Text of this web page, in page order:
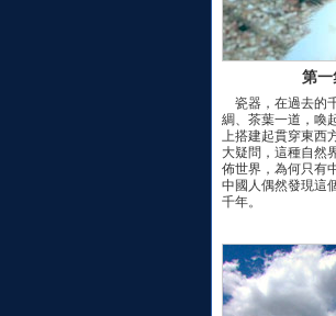
第一
瓷器，在過去的
綢、茶葉一道，喚
上搭建起貫穿東西
大疑問，這種自然
佈世界，為何只有
中國人偶然發現這
千年。